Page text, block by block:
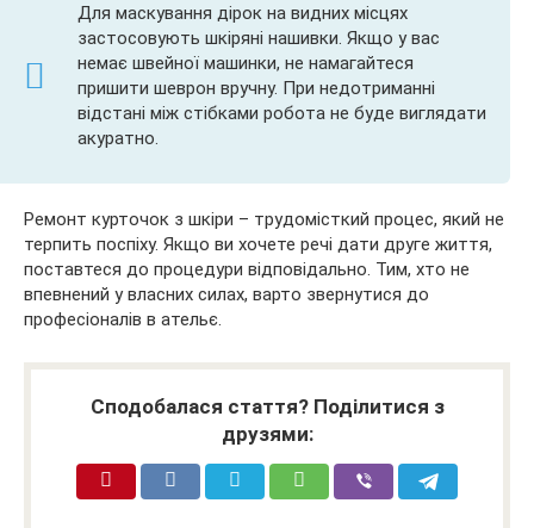
Для маскування дірок на видних місцях
застосовують шкіряні нашивки. Якщо у вас
немає швейної машинки, не намагайтеся
пришити шеврон вручну. При недотриманні
відстані між стібками робота не буде виглядати
акуратно.
Ремонт курточок з шкіри – трудомісткий процес, який не
терпить поспіху. Якщо ви хочете речі дати друге життя,
поставтеся до процедури відповідально. Тим, хто не
впевнений у власних силах, варто звернутися до
професіоналів в ательє.
Сподобалася стаття? Поділитися з
друзями: